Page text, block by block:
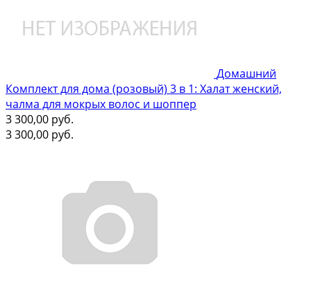
Домашний
Комплект для дома (розовый) 3 в 1: Халат женский,
чалма для мокрых волос и шоппер
3 300,00 руб.
3 300,00 руб.